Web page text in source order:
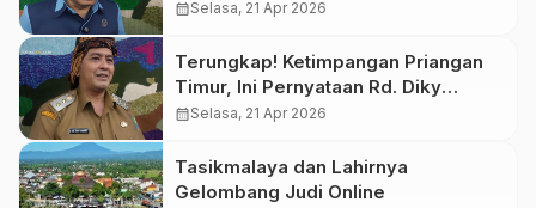
Data
calendar_monthSelasa, 21 Apr 2026
Terungkap! Ketimpangan Priangan
Timur, Ini Pernyataan Rd. Diky
Candranegara
calendar_monthSelasa, 21 Apr 2026
Tasikmalaya dan Lahirnya
Gelombang Judi Online